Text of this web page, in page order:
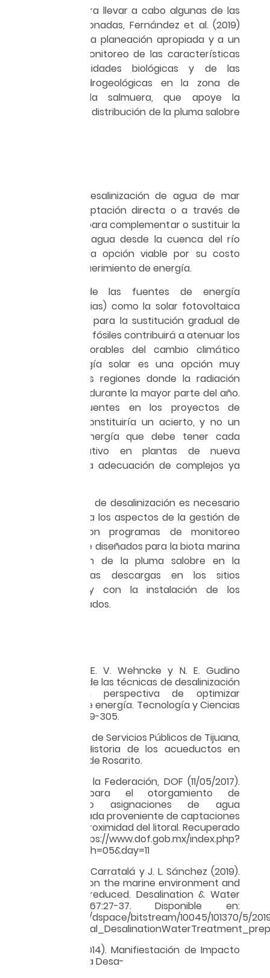
Es así como, para llevar a cabo algunas de las
acciones mencionadas, Fernández et al. (2019)
se refieren a una planeación apropiada y a un
programa de monitoreo de las características
de las comunidades biológicas y de las
propiedades hidrogeológicas en la zona de
descarga de la salmuera, que apoye la
estimación de la distribución de la pluma salobre
En Tijuana, la desalinización de agua de mar
mediante su captación directa o a través de
pozos playeros para complementar o sustituir la
importación de agua desde la cuenca del río
Colorado es una opción viable por su costo
menor en el requerimiento de energía.
El desarrollo de las fuentes de energía
renovables (limpias) como la solar fotovoltaica
(véase figura 3) para la sustitución gradual de
los combustibles fósiles contribuirá a atenuar los
efectos desfavorables del cambio climático
global. La energía solar es una opción muy
favorable en las regiones donde la radiación
solar es intensa durante la mayor parte del año.
Incluir estas fuentes en los proyectos de
desalinización constituiría un acierto, y no un
plus. Es una sinergía que debe tener cada
proyecto ejecutivo en plantas de nueva
creación y en la adecuación de complejos ya
En todo proceso de desalinización es necesario
tomar en cuenta los aspectos de la gestión de
la salmuera con programas de monitoreo
cuidadosamente diseñados para la biota marina
y la distribución de la pluma salobre en la
vecindad de las descargas en los sitios
seleccionados y con la instalación de los
emisores apropiados.
Canales, A. G., E. V. Wehncke y N. E. Gudino
(2020). Revisión de las técnicas de desalinización
de agua con perspectiva de optimizar
requerimiento de energía. Tecnología y Ciencias
del Agua 11(4): 279-305.
Comisión Estatal de Servicios Públicos de Tijuana,
CESPT (2006). Historia de los acueductos en
Tijuana y Playas de Rosarito.
Diario Oficial de la Federación, DOF (11/05/2017).
Lineamientos para el otorgamiento de
concesiones o asignaciones de agua
subterránea salada proveniente de captaciones
ubicadas en la proximidad del litoral. Recuperado
de https://www.dof.gob.mx/index.php?
year=2017&month=05&day=11
Fernández T., A. Carratalá y J. L. Sánchez (2019).
Impact of brine on the marine environment and
how it can be reduced. Desalination & Water
Treatment 167:27-37. Disponible en:
https://rua.ua.es/dspace/bitstream/10045/101370/5/
Noriega, S. E. (2014). Manifiestación de Impacto
Ambiental. Planta Desa-